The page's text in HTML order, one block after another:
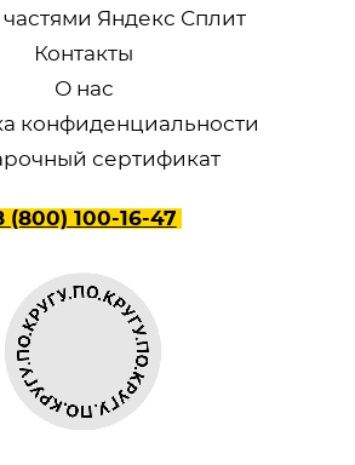
Яндекс Сплит
Контакты
О нас
конфиденциальности
сертификат
(800) 100-16-47